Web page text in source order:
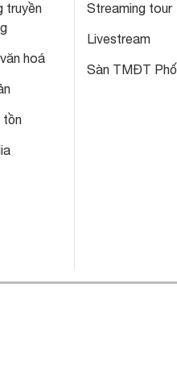
truyền
hoá
tồn
Streaming tour
Livestream
Sàn TMĐT Phố